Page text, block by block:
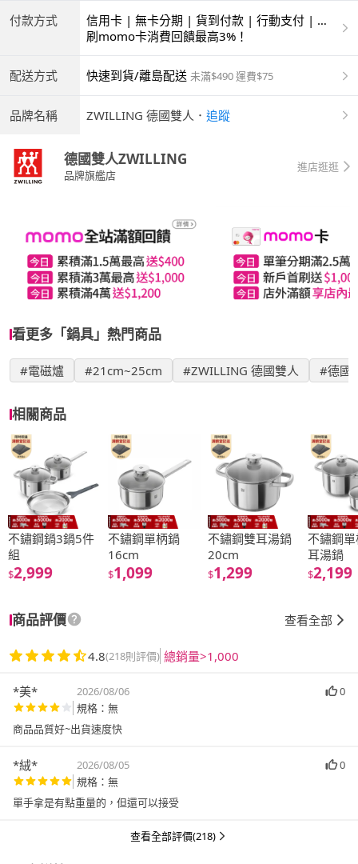
付款方式
信用卡 | 無卡分期 | 貨到付款 | 行動支付 | 超
商付款 | ATM | 銀聯卡 | 銀行帳戶付款
刷momo卡消費回饋最高3%！
配送方式 快速到貨/離島配送 未滿$490 運費$75
品牌名稱 ZWILLING 德國雙人 ． 追蹤
德國雙人ZWILLING
品牌旗艦店
進店逛逛
看更多「鍋具」熱門商品
#電磁爐 #21cm~25cm #ZWILLING 德國雙人 #德國
相關商品
不鏽鋼鍋3鍋5件
組
$2,999
不鏽鋼單柄鍋
16cm
$1,099
不鏽鋼雙耳湯鍋
20cm
$1,299
不鏽鋼
耳湯鍋
$2,199
商品評價 查看全部
4.8(218則評價) 總銷量>1,000
*美* 2026/08/06
0
規格：無
商品品質好~出貨速度快
*絨* 2026/08/05
0
規格：無
單手拿是有點重量的，但還可以接受
查看全部評價(218)